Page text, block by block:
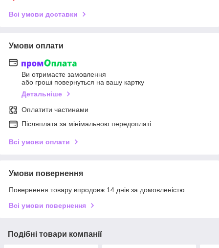
Всі умови доставки
Умови оплати
Ви отримаєте замовлення
або гроші повернуться на вашу картку
Детальніше
Оплатити частинами
Післяплата за мінімальною передоплаті
Всі умови оплати
Умови повернення
Повернення товару впродовж 14 днів за домовленістю
Всі умови повернення
Подібні товари компанії